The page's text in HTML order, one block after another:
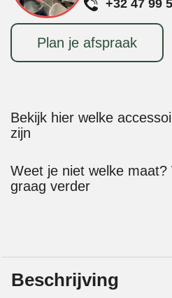
+32 47 99
Plan je afspraak
Bekijk hier welke
zijn
Weet je niet welke maat?
graag verder
Beschrijving